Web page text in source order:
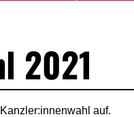
2021
auf.